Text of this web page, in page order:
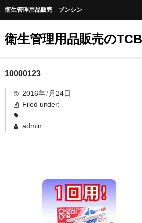
衛生管理用品販売 ブンシン
衛生管理用品販売のTCB
お勧め商品
医薬品
作業場所の衛生管理
作業時につかうもの
10000123
2016年7月24日
Filed under:
admin